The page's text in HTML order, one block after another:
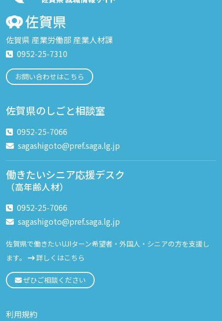
佐賀県 産業労働部 産業人材課
0952-25-7310
お問い合わせはこちら
佐賀県のしごと相談室
0952-25-7066
sagashigoto@pref.saga.lg.jp
働きたいシニア応援デスク
（高年齢人材）
0952-25-7066
sagashigoto@pref.saga.lg.jp
佐賀県で働きたいUJIターン希望者・外国人・シニアの方を支援し
ます。
詳しくはこちら
ぜひご相談ください
利用規約